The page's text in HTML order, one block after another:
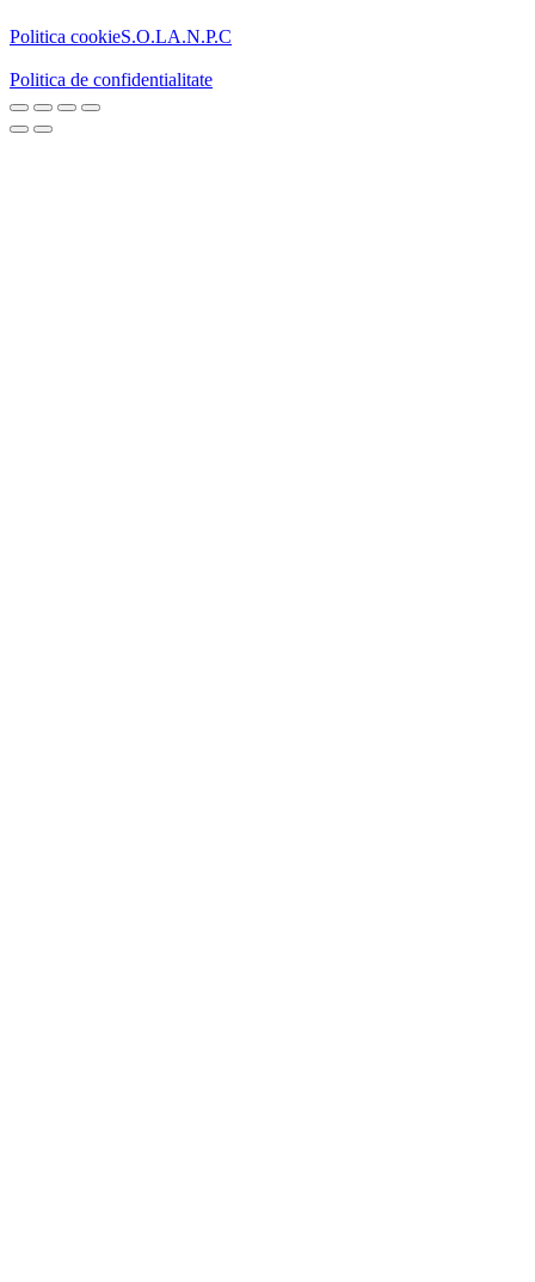
Politica cookieS.O.LA.N.P.C
Politica de confidentialitate